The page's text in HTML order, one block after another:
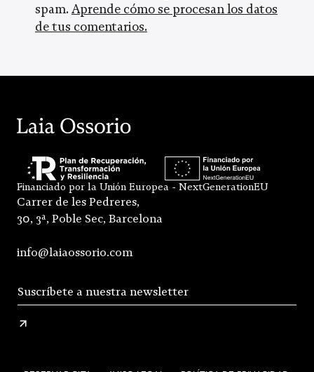
spam.Aprende cómo se procesan los datos
de tus comentarios.
Financiado por la Unión Europea - NextGenerationEU
Carrer de les Pedreres,
30, 3ª, Poble Sec, Barcelona
info@laiaossorio.com